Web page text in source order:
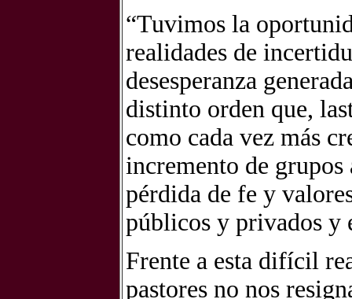
“Tuvimos la
realidades de
desesperanza
distinto orden que,
como cada vez más
incremento de
pérdida de fe y
públicos y privados y
Frente a esta difícil
pastores no nos